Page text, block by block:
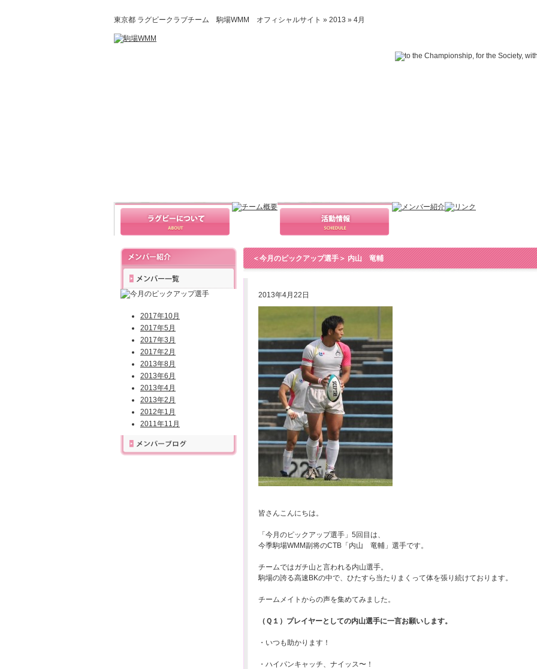
東京都 ラグビークラブチーム 駒場WMM オフィシャルサイト » 2013 » 4月
2017年10月
2017年5月
2017年3月
2017年2月
2013年8月
2013年6月
2013年4月
2013年2月
2012年1月
2011年11月
＜今月のピックアップ選手＞ 内山 竜輔
2013年4月22日
皆さんこんにちは。
「今月のピックアップ選手」5回目は、
今季駒場WMM副将のCTB「内山 竜輔」選手です。
チームではガチ山と言われる内山選手。
駒場の誇る高速BKの中で、ひたすら当たりまくって体を張り続けております。
チームメイトからの声を集めてみました。
（Ｑ１）プレイヤーとしての内山選手に一言お願いします。
・いつも助かります！
・ハイパンキャッチ、ナイッス〜！